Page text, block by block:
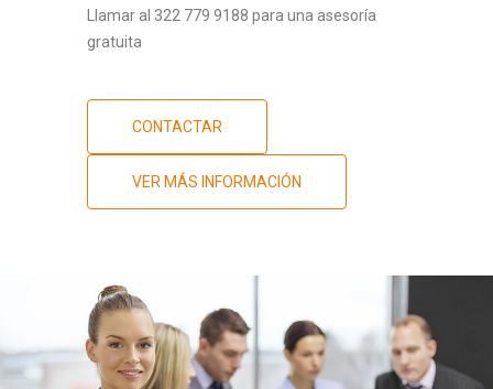
Llamar al 322 779 9188 para una asesoría
gratuita
CONTACTAR
VER MÁS INFORMACIÓN